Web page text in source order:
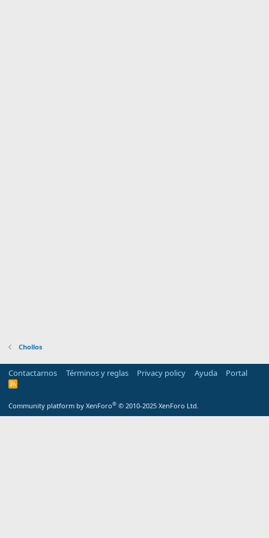
Chollos
Contactarnos Términos y reglas Privacy policy Ayuda Portal
R
Community platform by XenForo® © 2010-2025 XenForo Ltd.